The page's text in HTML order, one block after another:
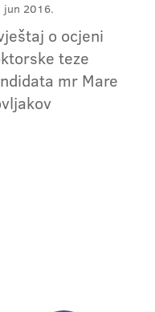
jun 2016.
o ocjeni
teze
mr Mare